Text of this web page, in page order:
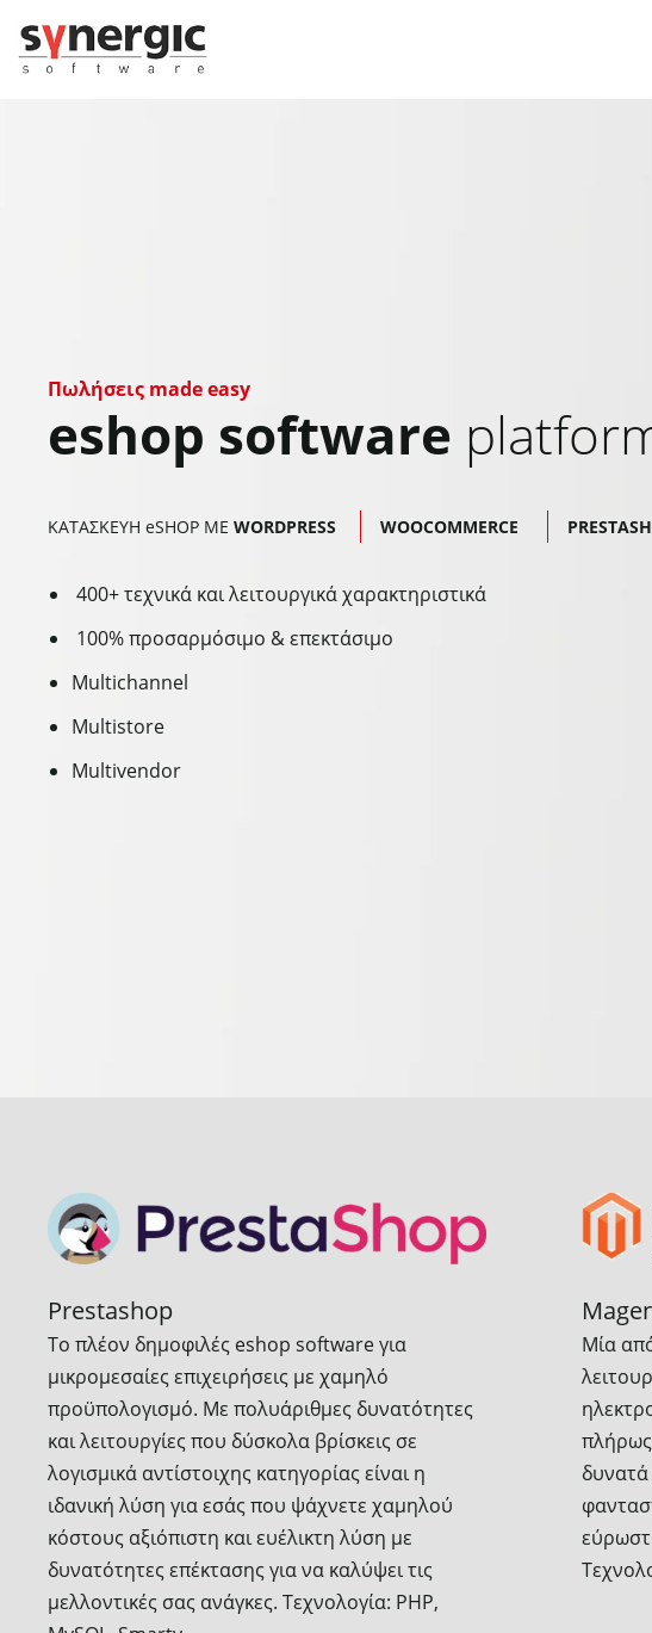
Μεταπηδήστε
Πωλήσεις made easy
eshop software
ΚΑΤΑΣΚΕΥΗ eSHOP ΜΕ WORDPRESS WOOCOMMERCE
400+ τεχνικά και λειτουργικά χαρακτηριστικά
100% προσαρμόσιμο & επεκτάσιμο
Multichannel
Multistore
Multivendor
Prestashop
Το πλέον δημοφιλές eshop software για
μικρομεσαίες επιχειρήσεις με χαμηλό
προϋπολογισμό. Με πολυάριθμες δυνατότητες
και λειτουργίες που δύσκολα βρίσκεις σε
λογισμικά αντίστοιχης κατηγορίας είναι η
ιδανική λύση για εσάς που ψάχνετε χαμηλού
κόστους αξιόπιστη και ευέλικτη λύση με
δυνατότητες επέκτασης για να καλύψει τις
μελλοντικές σας ανάγκες. Τεχνολογία: PHP,
Μία
δυνατά